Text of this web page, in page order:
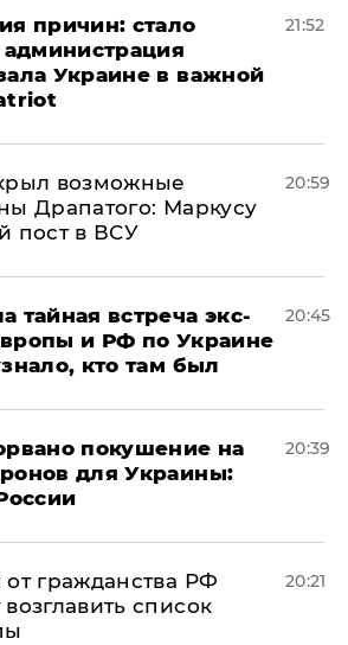
причин: стало
администрация
Украине в важной
21:52
возможные
Драпатого: Маркусу
пост в ВСУ
20:59
тайная встреча экс-
и РФ по Украине
кто там был
20:45
покушение на
для Украины:
20:39
гражданства РФ
список
20:21